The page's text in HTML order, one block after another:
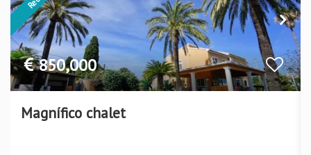
850,000
Magnífico chalet